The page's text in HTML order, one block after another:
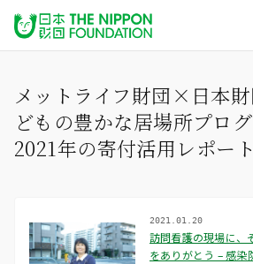
メットライフ財団×日本
どもの豊かな居場所プロ
2021年の寄付活用レポー
2021.01.20
訪問看護の現場に、
をありがとう – 感染